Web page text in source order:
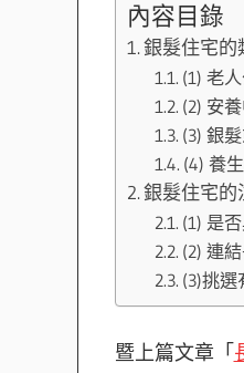
內容目錄
銀髮住宅的
(1) 老
(2) 安
(3) 銀
(4) 養
銀髮住宅的
(1) 是
(2) 連
(3)挑選
暨上篇文章「